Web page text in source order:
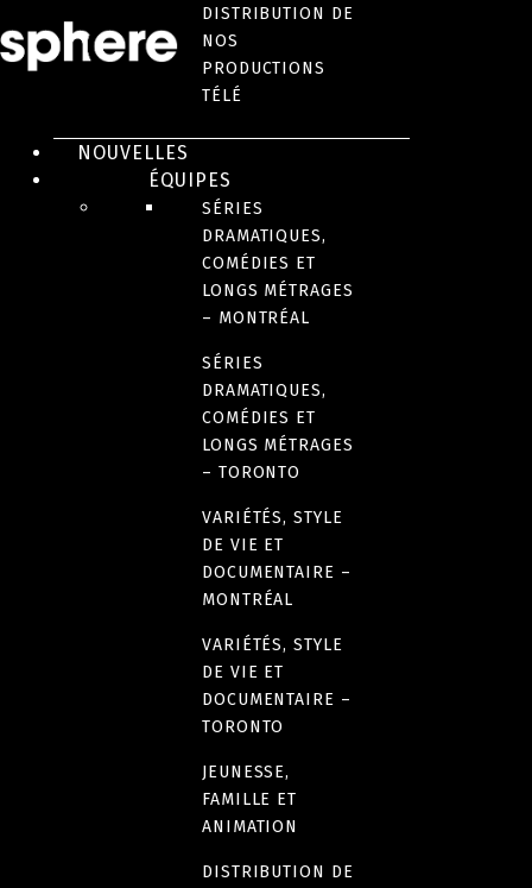
DISTRIBUTION DE
NOS
PRODUCTIONS
TÉLÉ
NOUVELLES
ÉQUIPES
SÉRIES
DRAMATIQUES,
COMÉDIES ET
LONGS MÉTRAGES
– MONTRÉAL
SÉRIES
DRAMATIQUES,
COMÉDIES ET
LONGS MÉTRAGES
– TORONTO
VARIÉTÉS, STYLE
DE VIE ET
DOCUMENTAIRE –
MONTRÉAL
VARIÉTÉS, STYLE
DE VIE ET
DOCUMENTAIRE –
TORONTO
JEUNESSE,
FAMILLE ET
ANIMATION
DISTRIBUTION DE
En salle le 26 septembre 2025
DISTRIBUTION DE
FILMS – QUÉBEC ET
POLICIER
Maigret et le mort amoureux